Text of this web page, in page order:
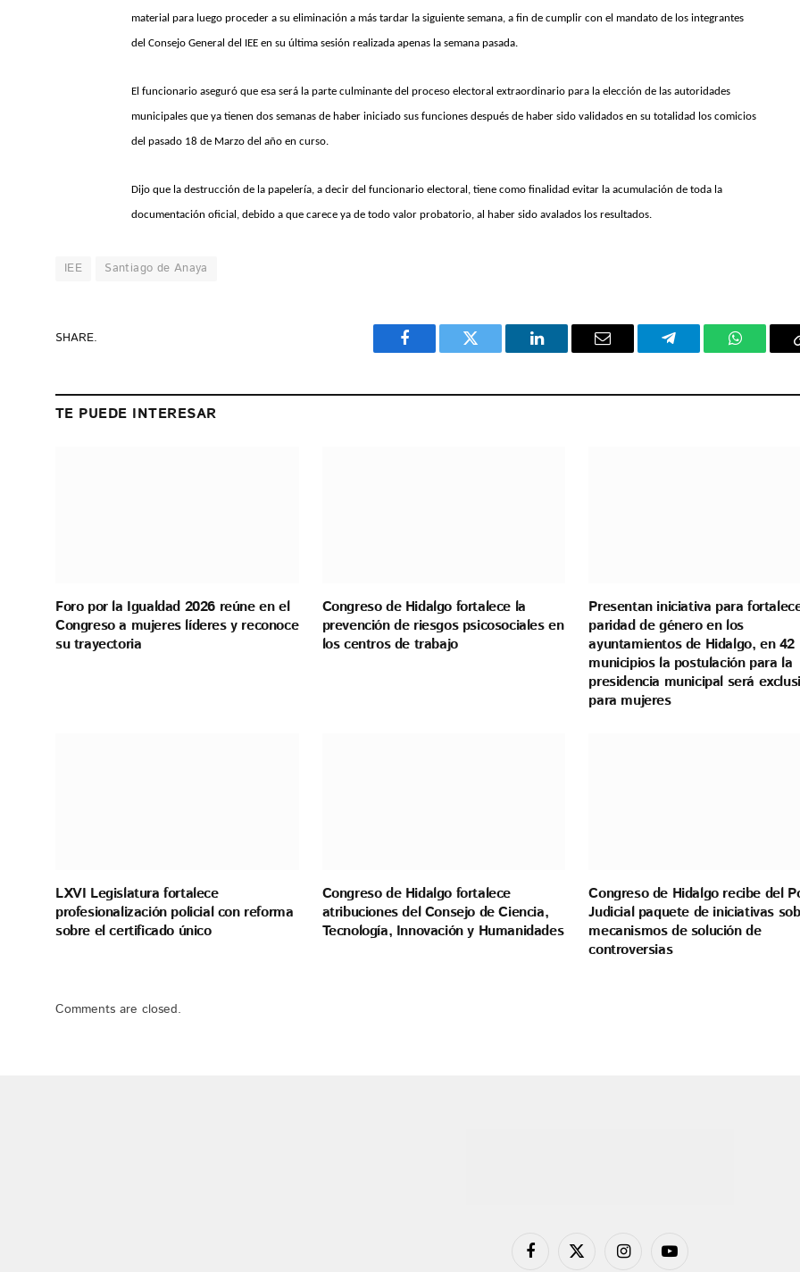
material para luego proceder a su eliminación a más tardar la siguiente semana, a fin de cumplir con el mandato de los integrantes
del Consejo General del IEE en su última sesión realizada apenas la semana pasada.
El funcionario aseguró que esa será la parte culminante del proceso electoral extraordinario para la elección de las autoridades
municipales que ya tienen dos semanas de haber iniciado sus funciones después de haber sido validados en su totalidad los comicios
del pasado 18 de Marzo del año en curso.
Dijo que la destrucción de la papelería, a decir del funcionario electoral, tiene como finalidad evitar la acumulación de toda la
documentación oficial, debido a que carece ya de todo valor probatorio, al haber sido avalados los resultados.
IEE Santiago de Anaya
SHARE.
Facebook Twitter LinkedIn Email Telegram
TE PUEDE INTERESAR
Foro por la Igualdad 2026 reúne en el
Congreso a mujeres líderes y reconoce
su trayectoria
Congreso de Hidalgo fortalece la
prevención de riesgos psicosociales en
los centros de trabajo
Presentan iniciativa para
paridad de género en los
ayuntamientos de Hidalgo, en 42
municipios la postulación para la
presidencia municipal será
para mujeres
LXVI Legislatura fortalece
profesionalización policial con reforma
sobre el certificado único
Congreso de Hidalgo fortalece
atribuciones del Consejo de Ciencia,
Tecnología, Innovación y Humanidades
Congreso de Hidalgo recibe del
Judicial paquete de iniciativas
mecanismos de solución de
controversias
Comments are closed.
FacebookX
InstagramYouTube